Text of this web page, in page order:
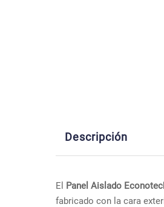
Descripción
El Panel Aislado
fabricado con la cara